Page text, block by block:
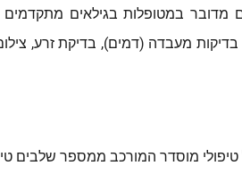
מעבדה (דמים), בדיקת זרע,
מוסדר המורכב ממספר שלבים